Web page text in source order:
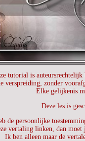
tutorial is auteursrechtelijk
verspreiding, zonder
Elke gelijkenis
Deze les is
de persoonlijke
vertaling linken, dan
Ik ben alleen maar de